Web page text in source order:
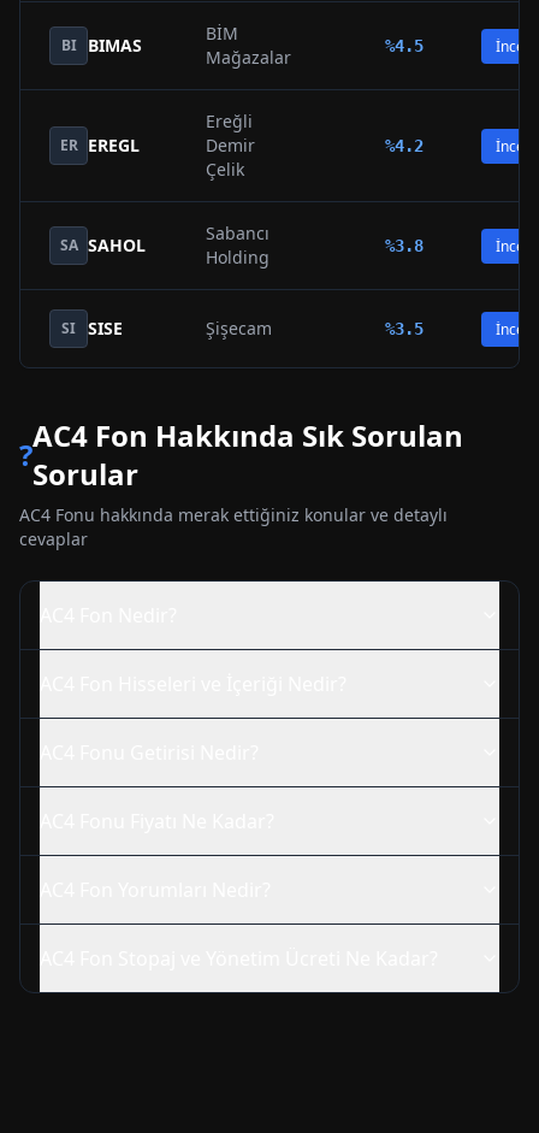
BI BIMAS
BİM
Mağazalar
%4.5 İncele
ER EREGL
Ereğli
Demir
Çelik
%4.2 İncele
SA SAHOL
Sabancı
Holding
%3.8 İncele
SI SISE Şişecam %3.5 İncele
?AC4 Fon Hakkında Sık Sorulan
Sorular
AC4 Fonu hakkında merak ettiğiniz konular ve detaylı
cevaplar